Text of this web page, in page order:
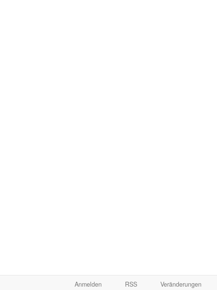
Anmelden RSS Veränderungen